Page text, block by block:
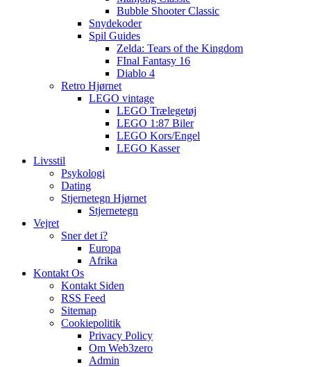
Bubble Shooter Classic
Snydekoder
Spil Guides
Zelda: Tears of the Kingdom
FInal Fantasy 16
Diablo 4
Retro Hjørnet
LEGO vintage
LEGO Trælegetøj
LEGO 1:87 Biler
LEGO Kors/Engel
LEGO Kasser
Livsstil
Psykologi
Dating
Stjernetegn Hjørnet
Stjernetegn
Vejret
Sner det i?
Europa
Afrika
Kontakt Os
Kontakt Siden
RSS Feed
Sitemap
Cookiepolitik
Privacy Policy
Om Web3zero
Admin